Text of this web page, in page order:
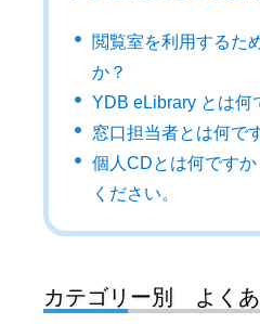
閲覧室を利用するた
か？
YDB eLibrary とは何
窓口担当者とは何で
個人CDとは何です
ください。
カテゴリー別 よく